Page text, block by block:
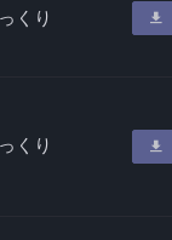
くり
くり